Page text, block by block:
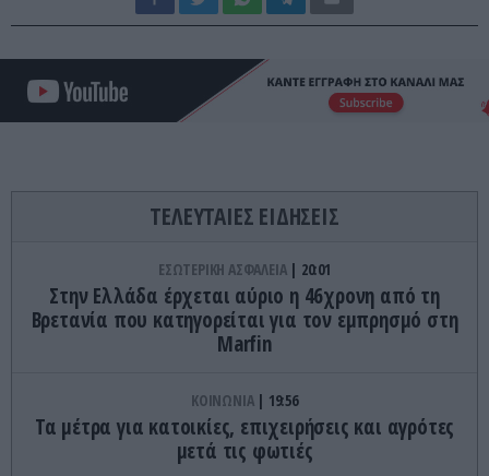
ΤΕΛΕΥΤΑΙΕΣ ΕΙΔΗΣΕΙΣ
ΕΣΩΤΕΡΙΚΗ ΑΣΦΑΛΕΙΑ 20:01
Στην Ελλάδα έρχεται αύριο η 46χρονη από τη
Βρετανία που κατηγορείται για τον εμπρησμό στη
Marfin
ΚΟΙΝΩΝΙΑ 19:56
Τα μέτρα για κατοικίες, επιχειρήσεις και αγρότες
μετά τις φωτιές